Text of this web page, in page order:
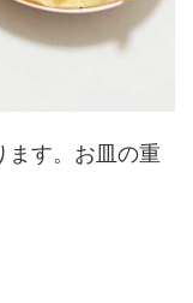
ます。お皿の重